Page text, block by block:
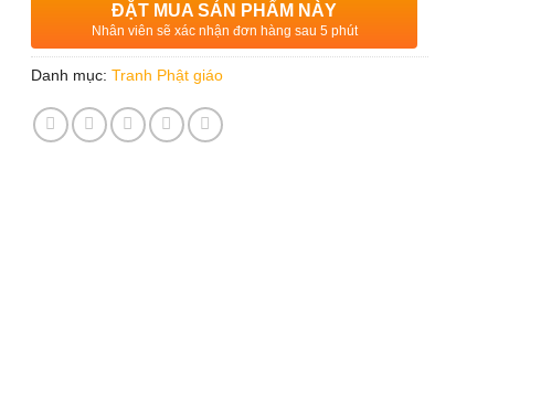
ĐẶT MUA SẢN PHẨM NÀY
Nhân viên sẽ xác nhận đơn hàng sau 5 phút
Danh mục: Tranh Phật giáo